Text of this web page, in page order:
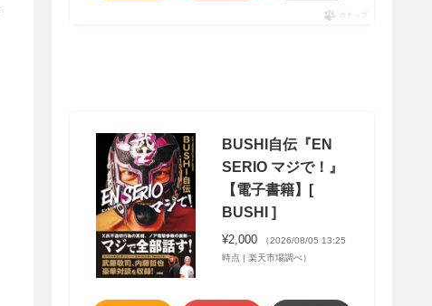
ポチップ
BUSHI自伝『EN
SERIO マジで！』
【電子書籍】[
BUSHI ]
¥2,000
（2026/08/05 13:25
時点 | 楽天市場調べ）